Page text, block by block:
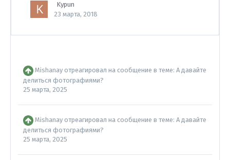
Kypun
23 марта, 2018
Mishanay отреагировал на сообщение в теме: А давайте
делиться фотографиями?
25 марта, 2025
Mishanay отреагировал на сообщение в теме: А давайте
делиться фотографиями?
25 марта, 2025